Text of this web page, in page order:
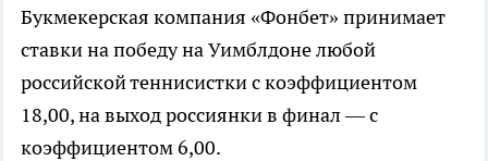
Букмекерская компания «Фонбет» принимает
ставки на победу на Уимблдоне любой
российской теннисистки с коэффициентом
18,00, на выход россиянки в финал — с
коэффициентом 6,00.